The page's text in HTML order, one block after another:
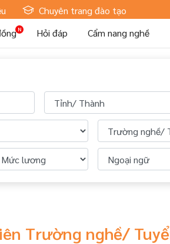
Chuyên trang đào tạo
Hỏi đáp Cẩm nang nghề
Trường nghề/